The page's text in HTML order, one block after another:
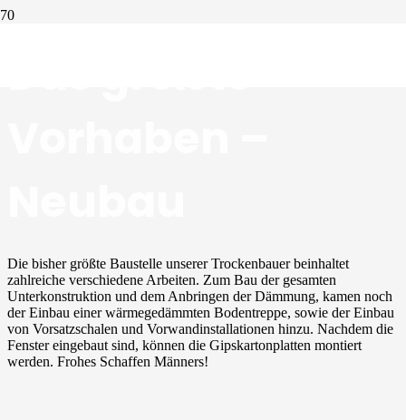
Die bisher größte Baustelle unserer Trockenbauer beinhaltet
zahlreiche verschiedene Arbeiten. Zum Bau der gesamten
Unterkonstruktion und dem Anbringen der Dämmung, kamen noch
der Einbau einer wärmegedämmten Bodentreppe, sowie der Einbau
von Vorsatzschalen und Vorwandinstallationen hinzu. Nachdem die
Fenster eingebaut sind, können die Gipskartonplatten montiert
werden. Frohes Schaffen Männers!